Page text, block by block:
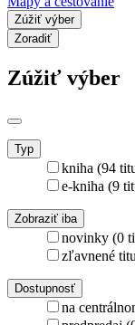
Zúžiť výber
Zoradiť
Zúžiť výber
Typ
kniha (94
e-kniha (9
Zobraziť iba
novinky (0
zľavnené
Dostupnosť
na